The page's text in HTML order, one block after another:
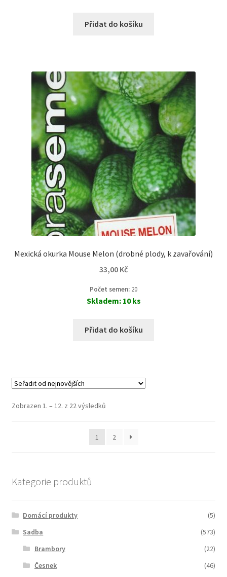
Přidat do košíku
Mexická okurka Mouse Melon (drobné plody, k zavařování)
33,00 Kč
Počet semen: 20
Skladem: 10 ks
Přidat do košíku
Zobrazen 1. – 12. z 22 výsledků
1 2
Kategorie produktů
Domácí produkty
(5)
Sadba
(573)
Brambory
(22)
Česnek
(46)